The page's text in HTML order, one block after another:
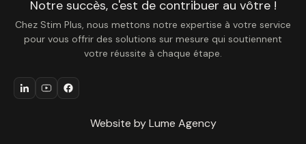
Notre succès, c'est de contribuer au vôtre !
Chez Stim Plus, nous mettons notre expertise à votre service
pour vous offrir des solutions sur mesure qui soutiennent
votre réussite à chaque étape.
Website by Lume Agency